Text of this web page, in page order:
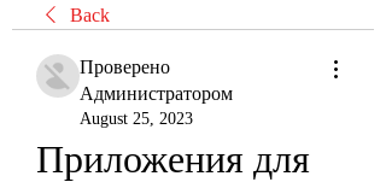
Back
Проверено
Администратором
August 25, 2023
Приложения для